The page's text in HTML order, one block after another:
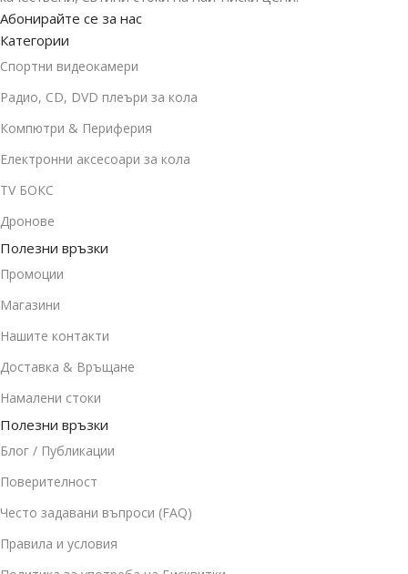
Абонирайте се за нас
Категории
Спортни видеокамери
Радио, CD, DVD плеъри за кола
Компютри & Периферия
Електронни аксесоари за кола
TV БОКС
Дронове
Полезни връзки
Промоции
Магазини
Нашите контакти
Доставка & Връщане
Намалени стоки
Полезни връзки
Блог / Публикации
Поверителност
Често задавани въпроси (FAQ)
Правила и условия